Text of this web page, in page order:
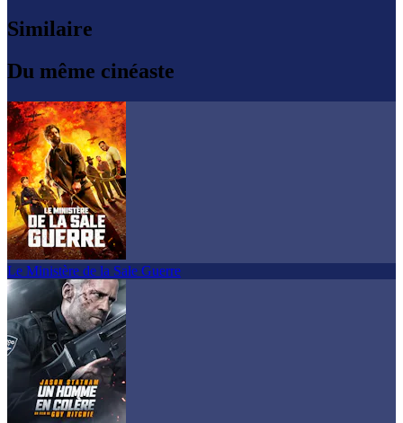
Similaire
Du même cinéaste
Le Ministère de la Sale Guerre